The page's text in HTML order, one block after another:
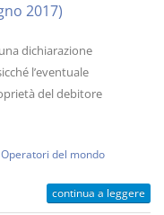
2017)
dichiarazione
l’eventuale
del debitore
Operatori del mondo
continua a leggere